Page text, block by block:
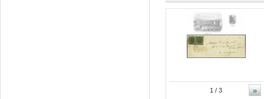
»
1 / 3